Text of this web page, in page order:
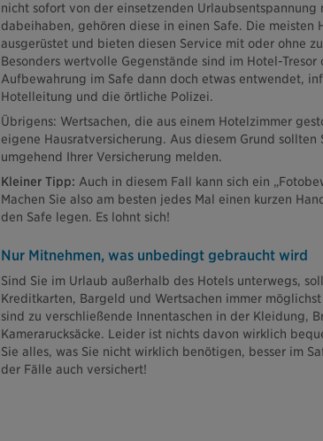
nicht sofort von der einsetzenden Urlaubsentspannung
dabeihaben, gehören diese in einen Safe. Die meisten
ausgerüstet und bieten diesen Service mit oder ohne
Besonders wertvolle Gegenstände sind im Hotel-
Aufbewahrung im Safe dann doch etwas entwendet,
Hotelleitung und die örtliche Polizei.
Übrigens: Wertsachen, die aus einem Hotelzimmer
eigene Hausratversicherung. Aus diesem Grund sollten
umgehend Ihrer Versicherung melden.
Kleiner Tipp: Auch in diesem Fall kann sich ein
Machen Sie also am besten jedes Mal einen kurzen
den Safe legen. Es lohnt sich!
Nur Mitnehmen, was unbedingt gebraucht wird
Sind Sie im Urlaub außerhalb des Hotels unterwegs,
Kreditkarten, Bargeld und Wertsachen immer
sind zu verschließende Innentaschen in der Kleidung,
Kamerarucksäcke. Leider ist nichts davon wirklich
Sie alles, was Sie nicht wirklich benötigen, besser im
der Fälle auch versichert!